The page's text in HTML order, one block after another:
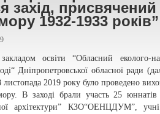
захід,
1932-1933 років”
освіти “Обласний еколого-
Дніпропетровської обласної
2019 року було проведено
В заході брали участь 25
архітектури” КЗО“ОЕНЦДУМ”, учні